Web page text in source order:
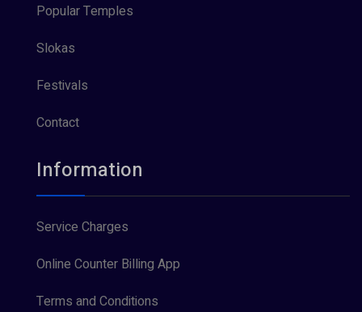
Popular Temples
Slokas
Festivals
Contact
Information
Service Charges
Online Counter Billing App
Terms and Conditions